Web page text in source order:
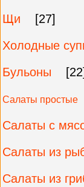
Щи
[27]
Холодные
Бульоны
[22]
Салаты простые
Салаты с
Салаты из
Салаты из